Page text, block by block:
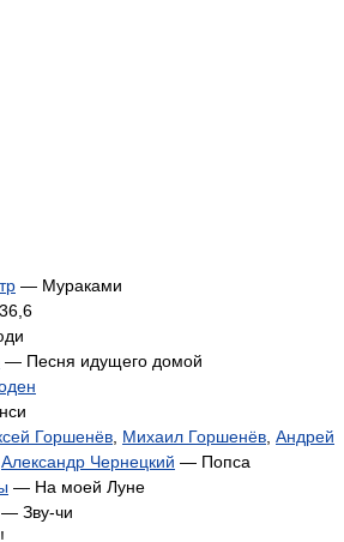
— Мураками
— Песня идущего домой
Горшенёв Михаил Горшенёв Андрей
Александр Чернецкий — Попса
— На моей Луне
— Зву-чи